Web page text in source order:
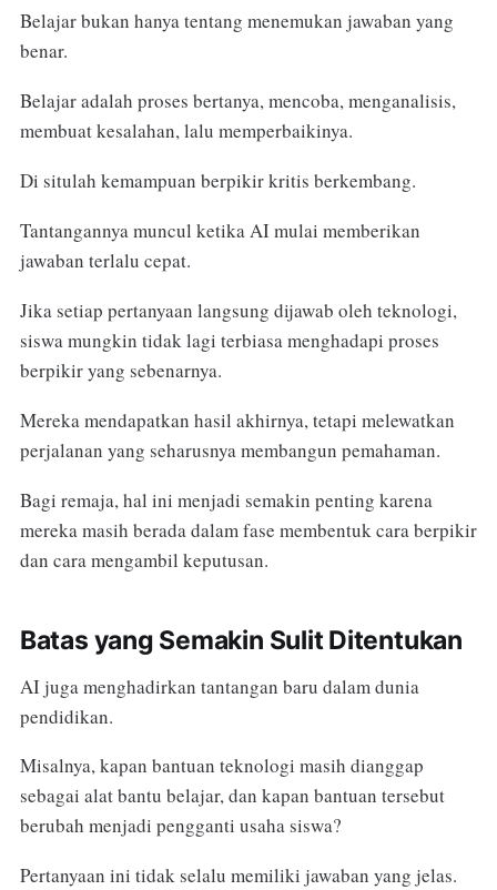
Belajar bukan hanya tentang menemukan jawaban yang
benar.
Belajar adalah proses bertanya, mencoba, menganalisis,
membuat kesalahan, lalu memperbaikinya.
Di situlah kemampuan berpikir kritis berkembang.
Tantangannya muncul ketika AI mulai memberikan
jawaban terlalu cepat.
Jika setiap pertanyaan langsung dijawab oleh teknologi,
siswa mungkin tidak lagi terbiasa menghadapi proses
berpikir yang sebenarnya.
Mereka mendapatkan hasil akhirnya, tetapi melewatkan
perjalanan yang seharusnya membangun pemahaman.
Bagi remaja, hal ini menjadi semakin penting karena
mereka masih berada dalam fase membentuk cara berpikir
dan cara mengambil keputusan.
Batas yang Semakin Sulit Ditentukan
AI juga menghadirkan tantangan baru dalam dunia
pendidikan.
Misalnya, kapan bantuan teknologi masih dianggap
sebagai alat bantu belajar, dan kapan bantuan tersebut
berubah menjadi pengganti usaha siswa?
Pertanyaan ini tidak selalu memiliki jawaban yang jelas.